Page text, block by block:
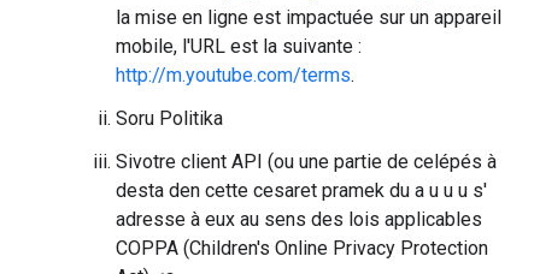
la mise en ligne est impactuée sur un appareil
mobile, l'URL est la suivante :
http://m.youtube.com/terms.
Soru Politika
Sivotre client API (ou une partie de celépés à
desta den cette cesaret pramek du a u u u s'
adresse à eux au sens des lois applicables
COPPA (Children's Online Privacy Protection